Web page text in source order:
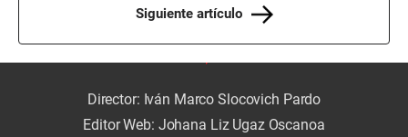
Siguiente artículo
Director: Iván Marco Slocovich Pardo
Editor Web: Johana Liz Ugaz Oscanoa